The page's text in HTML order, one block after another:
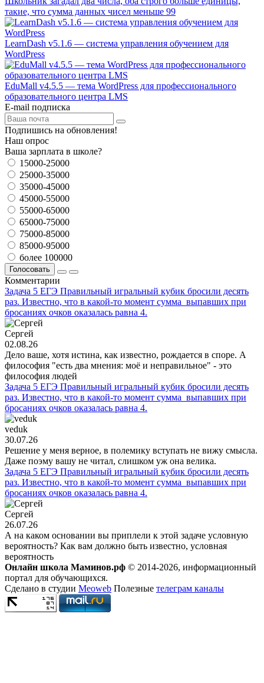
такие, что сумма данных чисел меньше 99
LearnDash v5.1.6 — система управления обучением для
WordPress
EduMall v4.5.5 — тема WordPress для профессионального
образовательного центра LMS
E-mail подписка
Подпишись на обновления!
Наш опрос
Ваша зарплата в школе?
15000-25000
25000-35000
35000-45000
45000-55000
55000-65000
65000-75000
75000-85000
85000-95000
более 100000
Голосовать
Комментарии
Задача 5 ЕГЭ Правильный игральный кубик бросили десять
раз. Известно, что в какой-то момент сумма выпавших при
бросаниях очков оказалась равна 4.
Сергей
02.08.26
Дело ваше, хотя истина, как известно, рождается в споре. А
философия "есть два мнения: моё и неправильное" - это
философия людей
Задача 5 ЕГЭ Правильный игральный кубик бросили десять
раз. Известно, что в какой-то момент сумма выпавших при
бросаниях очков оказалась равна 4.
veduk
30.07.26
Решение у меня верное, в полемику вступать не вижу смысла.
Даже поэму вашу не читал, слишком уж она велика.
Задача 5 ЕГЭ Правильный игральный кубик бросили десять
раз. Известно, что в какой-то момент сумма выпавших при
бросаниях очков оказалась равна 4.
Сергей
26.07.26
А на каком основании вы приплели к этой задаче условную
вероятность? Как вам должно быть известно, условная
вероятность
Онлайн школа Маминов.рф © 2014-2026, информационный
портал для обучающихся.
Сделано в студии Meoweb Полезные телеграм каналы